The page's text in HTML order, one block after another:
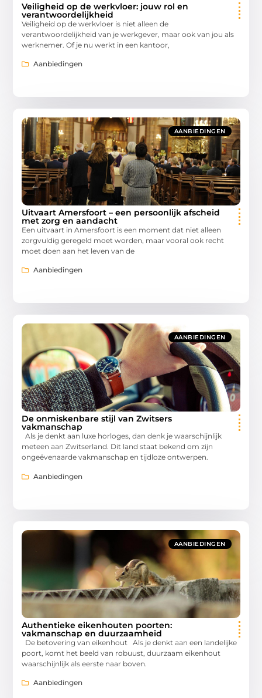
Veiligheid op de werkvloer: jouw rol en
verantwoordelijkheid
Veiligheid op de werkvloer is niet alleen de
verantwoordelijkheid van je werkgever, maar ook van jou als
werknemer. Of je nu werkt in een kantoor,
Aanbiedingen
AANBIEDINGEN
Uitvaart Amersfoort – een persoonlijk afscheid
met zorg en aandacht
Een uitvaart in Amersfoort is een moment dat niet alleen
zorgvuldig geregeld moet worden, maar vooral ook recht
moet doen aan het leven van de
Aanbiedingen
AANBIEDINGEN
De onmiskenbare stijl van Zwitsers
vakmanschap
Als je denkt aan luxe horloges, dan denk je waarschijnlijk
meteen aan Zwitserland. Dit land staat bekend om zijn
ongeëvenaarde vakmanschap en tijdloze ontwerpen.
Aanbiedingen
AANBIEDINGEN
Authentieke eikenhouten poorten:
vakmanschap en duurzaamheid
De betovering van eikenhout Als je denkt aan een landelijke
poort, komt het beeld van robuust, duurzaam eikenhout
waarschijnlijk als eerste naar boven.
Aanbiedingen